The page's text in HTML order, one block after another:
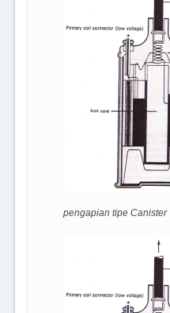
pengapian tipe Canister